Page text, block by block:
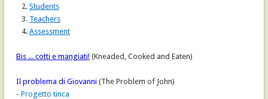
2. Students
3. Teachers
4. Assessment
Bis ... cotti e mangiati!(Kneaded, Cooked and Eaten)
Il problema di Giovanni (The Problem of John)
- Progetto tinca